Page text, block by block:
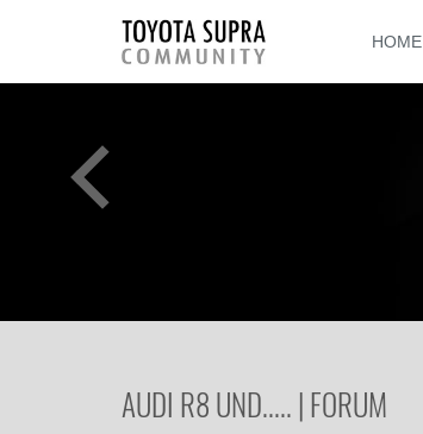
HOME
AUDI R8 UND..... | FORUM